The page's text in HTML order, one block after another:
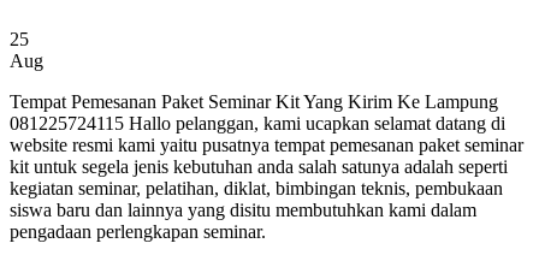
25
Aug
Tempat Pemesanan Paket Seminar Kit Yang Kirim Ke Lampung
081225724115 Hallo pelanggan, kami ucapkan selamat datang di
website resmi kami yaitu pusatnya tempat pemesanan paket seminar
kit untuk segela jenis kebutuhan anda salah satunya adalah seperti
kegiatan seminar, pelatihan, diklat, bimbingan teknis, pembukaan
siswa baru dan lainnya yang disitu membutuhkan kami dalam
pengadaan perlengkapan seminar.